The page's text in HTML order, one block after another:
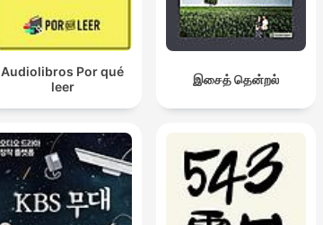
Audiolibros Por qué
leer
இசைத் தென்றல்